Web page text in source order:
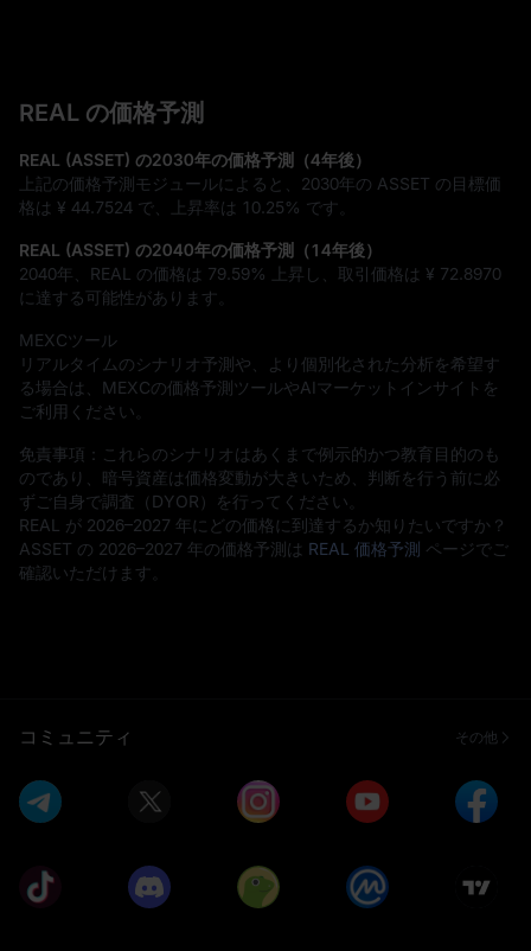
REAL の価格予測
REAL (ASSET) の2030年の価格予測（4年後）
上記の価格予測モジュールによると、2030年の ASSET の目標価
格は ¥ 44.7524 で、上昇率は 10.25% です。
REAL (ASSET) の2040年の価格予測（14年後）
2040年、REAL の価格は 79.59% 上昇し、取引価格は ¥ 72.8970
に達する可能性があります。
MEXCツール
リアルタイムのシナリオ予測や、より個別化された分析を希望す
る場合は、MEXCの価格予測ツールやAIマーケットインサイトを
ご利用ください。
免責事項：これらのシナリオはあくまで例示的かつ教育目的のも
のであり、暗号資産は価格変動が大きいため、判断を行う前に必
ずご自身で調査（DYOR）を行ってください。
REAL が 2026–2027 年にどの価格に到達するか知りたいですか？
ASSET の 2026–2027 年の価格予測は REAL 価格予測 ページでご
確認いただけます。
コミュニティ その他